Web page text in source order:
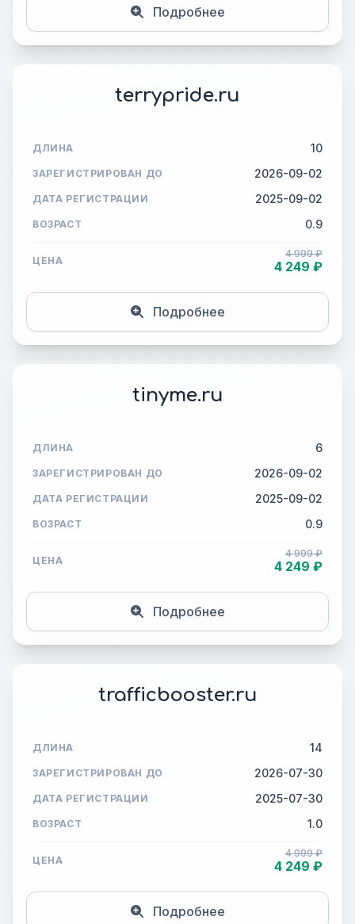
Подробнее
terrypride.ru
ДЛИНА 10
ЗАРЕГИСТРИРОВАН ДО 2026-09-02
ДАТА РЕГИСТРАЦИИ 2025-09-02
ВОЗРАСТ 0.9
ЦЕНА
4 999 ₽
4 249 ₽
Подробнее
tinyme.ru
ДЛИНА 6
ЗАРЕГИСТРИРОВАН ДО 2026-09-02
ДАТА РЕГИСТРАЦИИ 2025-09-02
ВОЗРАСТ 0.9
ЦЕНА
4 999 ₽
4 249 ₽
Подробнее
trafficbooster.ru
ДЛИНА 14
ЗАРЕГИСТРИРОВАН ДО 2026-07-30
ДАТА РЕГИСТРАЦИИ 2025-07-30
ВОЗРАСТ 1.0
ЦЕНА
4 999 ₽
4 249 ₽
Подробнее